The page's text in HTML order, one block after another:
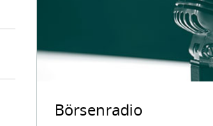
Börsenradio